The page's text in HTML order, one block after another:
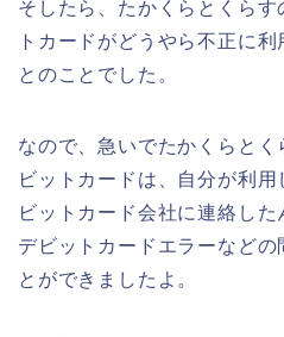
そしたら、たかくらとくら
トカードがどうやら不正に
とのことでした。
なので、急いでたかくらと
ビットカードは、自分が利
ビットカード会社に連絡した
デビットカードエラーなどの
とができましたよ。